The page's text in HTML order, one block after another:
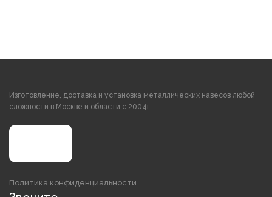
Изготовление, доставка и установка металлических навесов любой
сложности в Москве и области с 2004г.
Политика конфиденциальности